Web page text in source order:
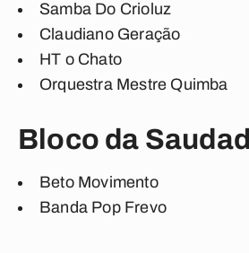
Samba Do Crioluz
Claudiano Geração
HT o Chato
Orquestra Mestre Quimba
Bloco da
Beto Movimento
Banda Pop Frevo